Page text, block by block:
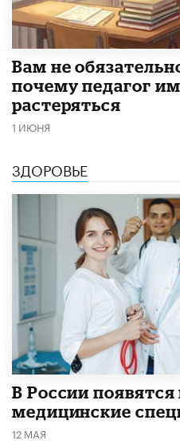
​Вам не
почему педагог
растеряться
1 ИЮНЯ
ЗДОРОВЬЕ
В России
медицинские
12 МАЯ